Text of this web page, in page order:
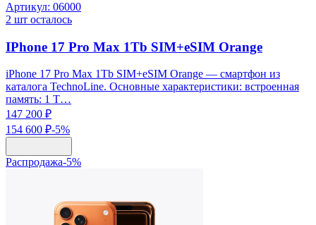
Артикул: 06000
2 шт осталось
IPhone 17 Pro Max 1Tb SIM+eSIM Orange
iPhone 17 Pro Max 1Tb SIM+eSIM Orange — смартфон из
каталога TechnoLine. Основные характеристики: встроенная
память: 1 Т…
147 200 ₽
154 600 ₽-5%
Распродажа-5%